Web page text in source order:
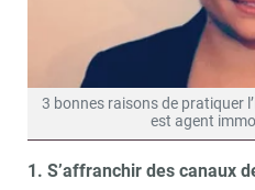
3 bonnes raisons de pratiquer
est agent
1. S’affranchir des canaux